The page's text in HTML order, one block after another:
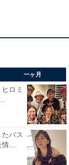
一ヶ月
ロミ
バス
情...